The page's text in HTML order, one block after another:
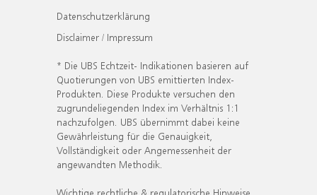
Datenschutzerklärung
Disclaimer / Impressum
* Die UBS Echtzeit- Indikationen basieren auf
Quotierungen von UBS emittierten Index-
Produkten. Diese Produkte versuchen den
zugrundeliegenden Index im Verhältnis 1:1
nachzufolgen. UBS übernimmt dabei keine
Gewährleistung für die Genauigkeit,
Vollständigkeit oder Angemessenheit der
angewandten Methodik.